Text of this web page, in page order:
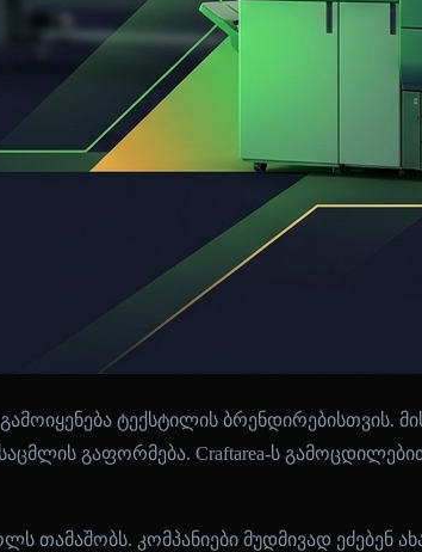
ტექსტილის ბრენდირებისთვის.
გაფორმება. Craftarea-ს
თამაშობს. კომპანიები მუდმივად ეძებენ